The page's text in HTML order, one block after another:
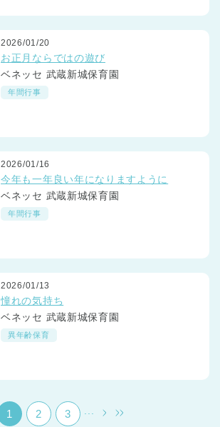
神奈川県 神奈川県 全域
千葉県
2026/01/20
お正月ならではの遊び
ベネッセ 武蔵新城保育園
年間行事
2026/01/16
今年も一年良い年になりますように
ベネッセ 武蔵新城保育園
年間行事
2026/01/13
憧れの気持ち
ベネッセ 武蔵新城保育園
異年齢保育
1 2 3